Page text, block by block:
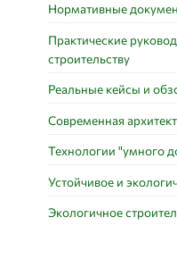
Нормативные
Практические
строительству
Реальные кейсы и
Современная
Технологии "умного
Устойчивое и
Экологичное